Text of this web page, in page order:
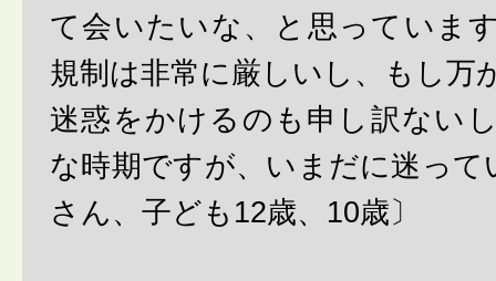
て会いたいな、と思っていま
規制は非常に厳しいし、もし万
迷惑をかけるのも申し訳ない
な時期ですが、いまだに迷って
さん、子ども12歳、10歳〕